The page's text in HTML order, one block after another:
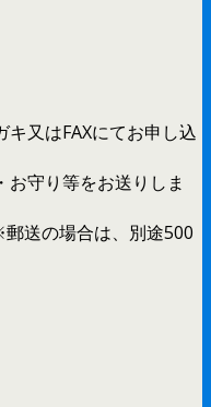
又はFAXにてお申し込
守り等をお送りしま
送の場合は、別途500